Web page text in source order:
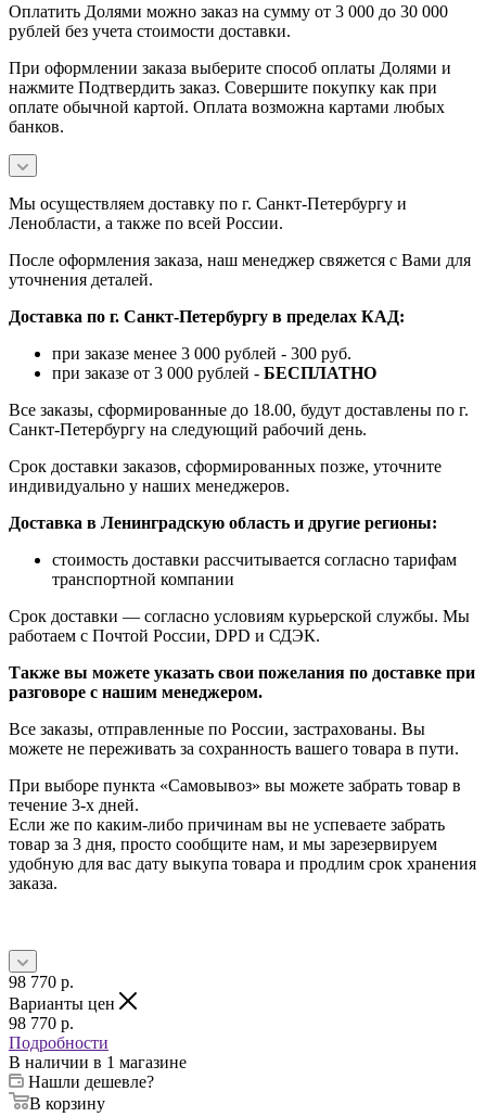
Оплатить Долями можно заказ на сумму от 3 000 до 30 000
рублей без учета стоимости доставки.
При оформлении заказа выберите способ оплаты Долями и
нажмите Подтвердить заказ. Совершите покупку как при
оплате обычной картой. Оплата возможна картами любых
банков.
Мы осуществляем доставку по г. Санкт-Петербургу и
Ленобласти, а также по всей России.
После оформления заказа, наш менеджер свяжется с Вами для
уточнения деталей.
Доставка по г. Санкт-Петербургу в пределах КАД:
при заказе менее 3 000 рублей - 300 руб.
при заказе от 3 000 рублей - БЕСПЛАТНО
Все заказы, сформированные до 18.00, будут доставлены по г.
Санкт-Петербургу на следующий рабочий день.
Срок доставки заказов, сформированных позже, уточните
индивидуально у наших менеджеров.
Доставка в Ленинградскую область и другие регионы:
стоимость доставки рассчитывается согласно тарифам
транспортной компании
Срок доставки — согласно условиям курьерской службы. Мы
работаем с Почтой России, DPD и СДЭК.
Также вы можете указать свои пожелания по доставке при
разговоре с нашим менеджером.
Все заказы, отправленные по России, застрахованы. Вы
можете не переживать за сохранность вашего товара в пути.
При выборе пункта «Самовывоз» вы можете забрать товар в
течение 3-х дней.
Если же по каким-либо причинам вы не успеваете забрать
товар за 3 дня, просто сообщите нам, и мы зарезервируем
удобную для вас дату выкупа товара и продлим срок хранения
заказа.
98 770 p.
Варианты цен
98 770 p.
Подробности
В наличии в 1 магазине
Нашли дешевле?
В корзину